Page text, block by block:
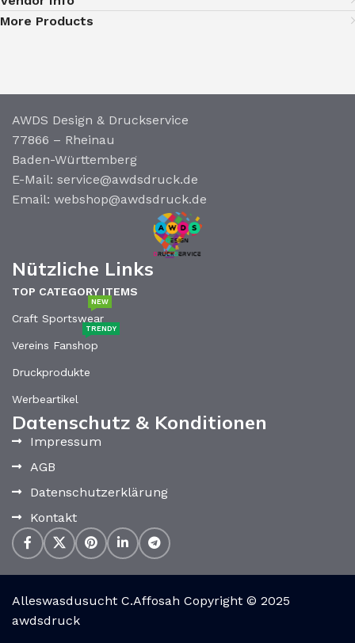
More Products
AWDS Design & Druckservice
77866 – Rheinau
Baden-Württemberg
E-Mail: service@awdsdruck.de
Email: webshop@awdsdruck.de
Nützliche Links
TOP CATEGORY ITEMS
Craft Sportswear
NEW
Vereins Fanshop
TRENDY
Druckprodukte
Werbeartikel
Datenschutz & Konditionen
Impressum
AGB
Datenschutzerklärung
Kontakt
Alleswasdusucht C.Affosah Copyright © 2025
awdsdruck